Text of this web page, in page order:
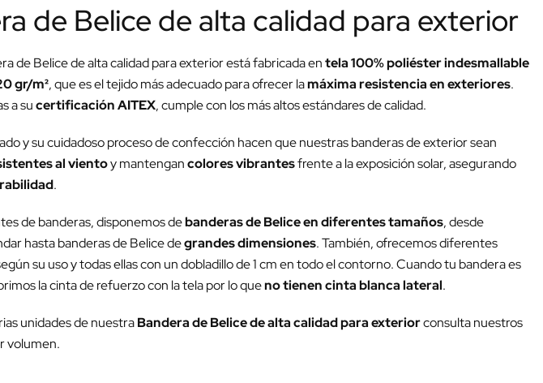
de Belice de alta calidad para exterior
de Belice de alta calidad para exterior está fabricada entela 100% poliéster indesmallable
gr/m², que es el tejido más adecuado para ofrecer lamáxima resistencia en exteriores.
a sucertificación AITEX, cumple con los más altos estándares de calidad.
y su cuidadoso proceso de confección hacen que nuestras banderas de exterior sean
al vientoy mantengancolores vibrantesfrente a la exposición solar, asegurando
.
de banderas, disponemos debanderas de Belice en diferentes tamaños, desde
hasta banderas de Belice degrandes dimensiones. También, ofrecemos diferentes
su uso y todas ellas con un dobladillo de 1 cm en todo el contorno. Cuando tu bandera es
la cinta de refuerzo con la tela por lo queno tienen cinta blanca lateral.
unidades de nuestraBandera de Belice de alta calidad para exteriorconsulta nuestros
volumen.